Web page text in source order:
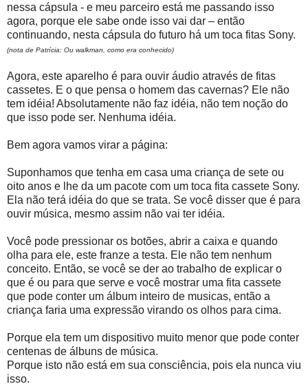
nessa cápsula - e meu parceiro está me passando isso
agora, porque ele sabe onde isso vai dar – então
continuando, nesta cápsula do futuro há um toca fitas Sony.
(nota de Patrícia: Ou walkman, como era conhecido)
Agora, este aparelho é para ouvir áudio através de fitas
cassetes. E o que pensa o homem das cavernas? Ele não
tem idéia! Absolutamente não faz idéia, não tem noção do
que isso pode ser. Nenhuma idéia.
Bem agora vamos virar a página:
Suponhamos que tenha em casa uma criança de sete ou
oito anos e lhe da um pacote com um toca fita cassete Sony.
Ela não terá idéia do que se trata. Se você disser que é para
ouvir música, mesmo assim não vai ter idéia.
Você pode pressionar os botões, abrir a caixa e quando
olha para ele, este franze a testa. Ele não tem nenhum
conceito. Então, se você se der ao trabalho de explicar o
que é ou para que serve e você mostrar uma fita cassete
que pode conter um álbum inteiro de musicas, então a
criança faria uma expressão virando os olhos para cima.
Porque ela tem um dispositivo muito menor que pode conter
centenas de álbuns de música.
Porque isto não está em sua consciência, pois ela nunca viu
isso.